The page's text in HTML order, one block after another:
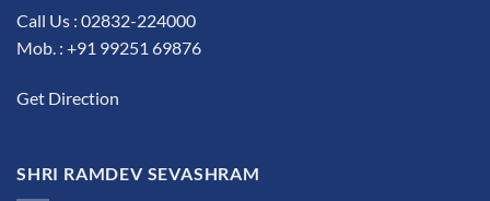
Call Us : 02832-224000
Mob. : +91 99251 69876
Get Direction
SHRI RAMDEV SEVASHRAM